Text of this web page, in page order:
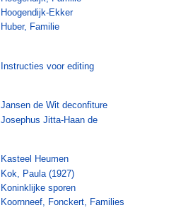
Hoogendijk-Ekker
Huber, Familie
Instructies voor editing
Jansen de Wit deconfiture
Josephus Jitta-Haan de
Kasteel Heumen
Kok, Paula (1927)
Koninklijke sporen
Koornneef, Fonckert, Families